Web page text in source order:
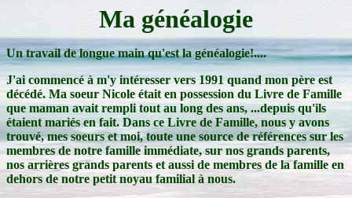
Ma généalogie
Un travail de longue main qu'est la généalogie!....
J'ai commencé à m'y intéresser vers 1991 quand mon père est
décédé. Ma soeur Nicole était en possession du Livre de Famille
que maman avait rempli tout au long des ans, ...depuis qu'ils
étaient mariés en fait. Dans ce Livre de Famille, nous y avons
trouvé, mes soeurs et moi, toute une source de références sur les
membres de notre famille immédiate, sur nos grands parents,
nos arrières grands parents et aussi de membres de la famille en
dehors de notre petit noyau familial à nous.